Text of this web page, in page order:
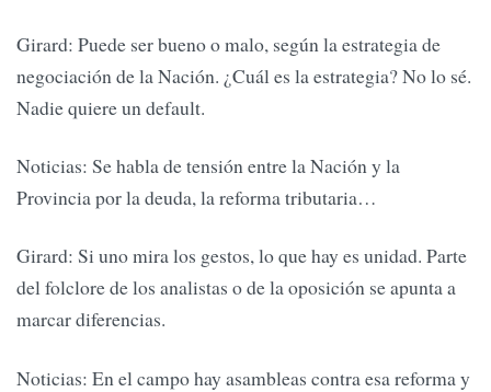
Girard: Puede ser bueno o malo, según la estrategia de
negociación de la Nación. ¿Cuál es la estrategia? No lo sé.
Nadie quiere un default.
Noticias: Se habla de tensión entre la Nación y la
Provincia por la deuda, la reforma tributaria…
Girard: Si uno mira los gestos, lo que hay es unidad. Parte
del folclore de los analistas o de la oposición se apunta a
marcar diferencias.
Noticias: En el campo hay asambleas contra esa reforma y